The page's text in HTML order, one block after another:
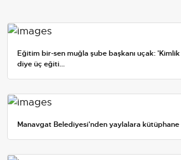
Eğitim bir-sen muğla şube başkanı uçak:
diye üç eğiti...
Manavgat Belediyesi'nden yaylalara